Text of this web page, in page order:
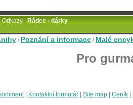
/ Poznání a informace / Malé
Pro
| Kontaktní formulář Site map Ceník
Odkazy|Rádce - dárky